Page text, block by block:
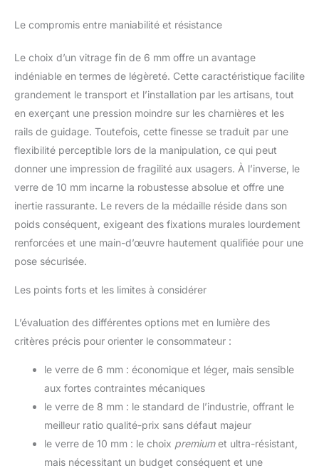
Le compromis entre maniabilité et résistance
Le choix d’un vitrage fin de 6 mm offre un avantage
indéniable en termes de légèreté. Cette caractéristique facilite
grandement le transport et l’installation par les artisans, tout
en exerçant une pression moindre sur les charnières et les
rails de guidage. Toutefois, cette finesse se traduit par une
flexibilité perceptible lors de la manipulation, ce qui peut
donner une impression de fragilité aux usagers. À l’inverse, le
verre de 10 mm incarne la robustesse absolue et offre une
inertie rassurante. Le revers de la médaille réside dans son
poids conséquent, exigeant des fixations murales lourdement
renforcées et une main-d’œuvre hautement qualifiée pour une
pose sécurisée.
Les points forts et les limites à considérer
L’évaluation des différentes options met en lumière des
critères précis pour orienter le consommateur :
le verre de 6 mm : économique et léger, mais sensible
aux fortes contraintes mécaniques
le verre de 8 mm : le standard de l’industrie, offrant le
meilleur ratio qualité-prix sans défaut majeur
le verre de 10 mm : le choix premiumet ultra-résistant,
mais nécessitant un budget conséquent et une